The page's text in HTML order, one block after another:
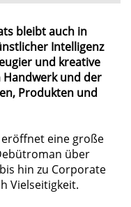
bleibt auch in
Intelligenz
und kreative
und der
Produkten und
eine große
über
hin zu Corporate
Vielseitigkeit.